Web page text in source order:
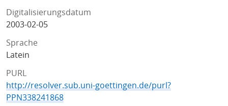
Digitalisierungsdatum
2003-02-05
Sprache
Latein
PURL
http://resolver.sub.uni-goettingen.de/purl?
PPN338241868